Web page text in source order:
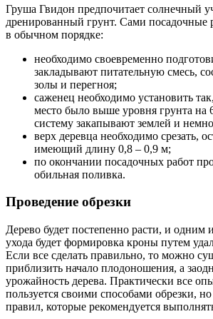
Груша Гвидон предпочитает солнечный
дренированный грунт. Сами посадочные
в обычном порядке:
необходимо своевременно
закладывают питательную смесь,
золы и перегноя;
саженец необходимо установить
место было выше уровня грунта на
систему закапывают землей и
верх деревца необходимо срезать,
имеющий длину 0,8 – 0,9 м;
по окончании посадочных работ
обильная поливка.
Проведение обрезки
Дерево будет постепенно расти, и одним
ухода будет формировка кроны путем
Если все сделать правильно, то можно
приблизить начало плодоношения, а
урожайность дерева. Практически все
пользуется своими способами обрезки,
правил, которые рекомендуется